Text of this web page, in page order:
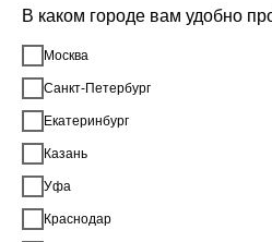
В каком городе вам удобно
Москва
Санкт-Петербург
Екатеринбург
Казань
Уфа
Краснодар